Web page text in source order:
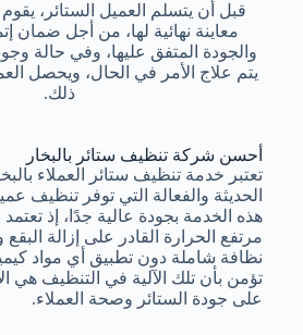
قبل أن يتسلم العميل الستائر،
معاينة نهائية لها، من أجل ضمان
والجودة المتفق عليها، وفي حالة
يتم علاج الأمر في الحال، ويحصل
ذلك.
أحسن شركة تنظيف ستائر بالبخار
تعتبر خدمة تنظيف ستائر العملاء
الحديثة والفعالة التي توفر تنظيف
هذه الخدمة بجودة عالية جدًا، إذ
مرتفع الحرارة القادر على إزالة
نظافة شاملة دون تطبيق أي مواد
تؤمن بأن تلك الآلية في التنظيف هي
على جودة الستائر وصحة العملاء.